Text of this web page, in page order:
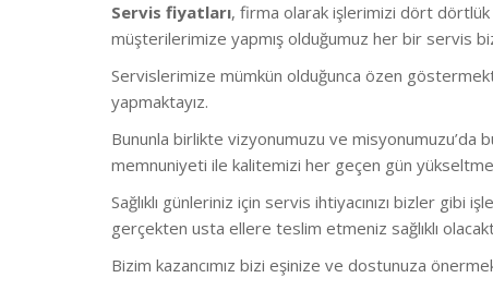
Servis fiyatları, firma olarak işlerimizi dört
müşterilerimize yapmış olduğumuz her bir servis
Servislerimize mümkün olduğunca özen
yapmaktayız.
Bununla birlikte vizyonumuzu ve misyonumuzu’da
memnuniyeti ile kalitemizi her geçen gün
Sağlıklı günleriniz için servis ihtiyacınızı bizler gibi
gerçekten usta ellere teslim etmeniz sağlıklı
Bizim kazancımız bizi eşinize ve dostunuza